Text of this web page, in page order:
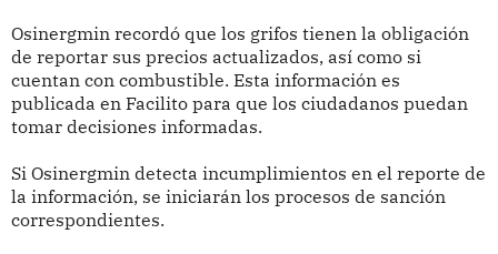
Osinergmin recordó que los grifos tienen la obligación
de reportar sus precios actualizados, así como si
cuentan con combustible. Esta información es
publicada en Facilito para que los ciudadanos puedan
tomar decisiones informadas.
Si Osinergmin detecta incumplimientos en el reporte de
la información, se iniciarán los procesos de sanción
correspondientes.